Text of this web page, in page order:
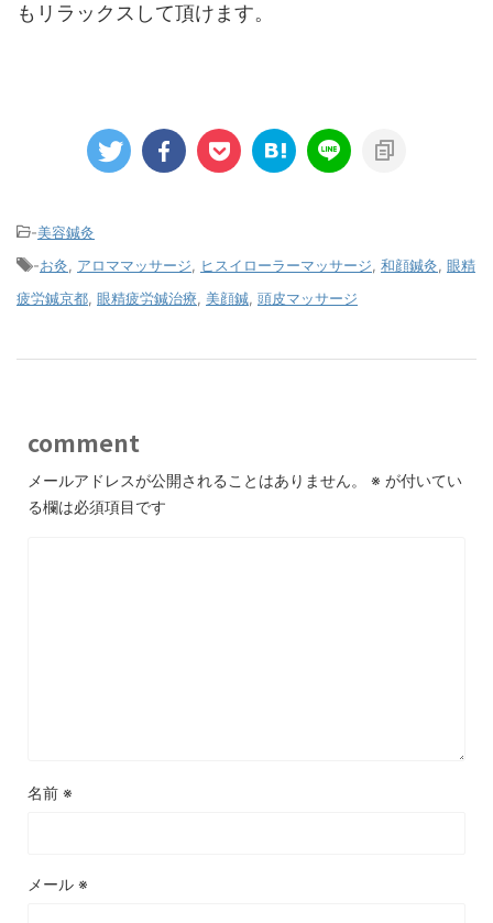
もリラックスして頂けます。
-美容鍼灸
-お灸 アロママッサージ ヒスイローラーマッサージ 和顔鍼灸 眼精
疲労鍼京都 眼精疲労鍼治療 美顔鍼 頭皮マッサージ
comment
メールアドレスが公開されることはありません。 ※ が付いてい
る欄は必須項目です
名前 ※
メール ※